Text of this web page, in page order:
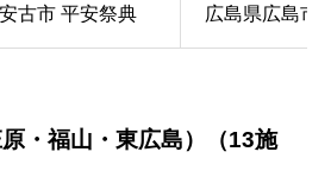
古市 平安祭典 広島県広島市
・福山・東広島）（13施